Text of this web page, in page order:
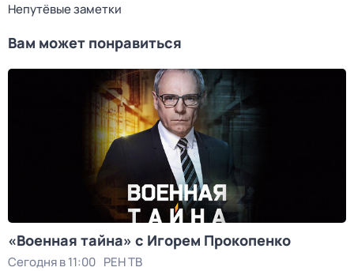
Непутёвые заметки
Вам может понравиться
«Военная тайна» с Игорем Прокопенко
Сегодня в 11:00 РЕН ТВ